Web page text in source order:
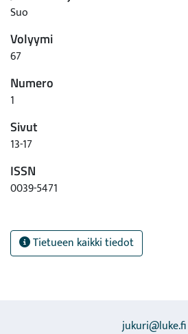
Suo
Volyymi
67
Numero
1
Sivut
13-17
ISSN
0039-5471
Tietueen kaikki tiedot
jukuri@luke.fi